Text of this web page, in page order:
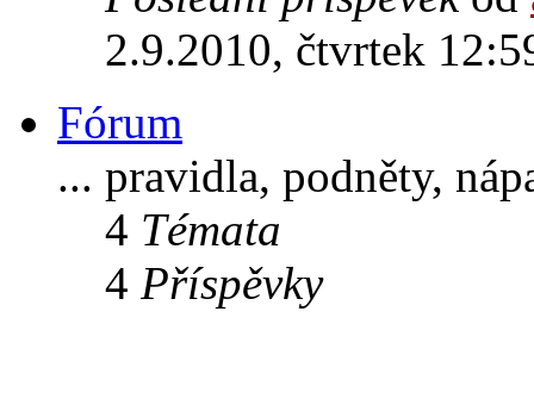
2.9.2010, čtvrtek
Fórum
... pravidla, podněty,
4 Témata
4 Příspěvky